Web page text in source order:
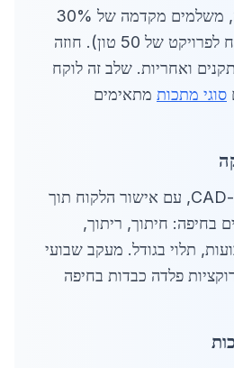
לאחר אישור ההצעה, משלמים מקדמה של 30%
(למשל, 15,000 ש"ח לפרויקט של 50 טון). חוזה
ואחריות. שלב זה לוקח
סוגי מתכות מתאימים
מהנדסים מתכננים ב-CAD, עם אישור הלקוח תוך
בחיפה: חיתוך, ריתוך,
זמן: 2-4 שבועות, תלוי בגודל. מעקב שבועי
פלדה כבדות בחיפה